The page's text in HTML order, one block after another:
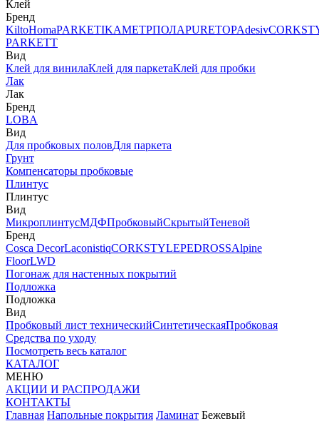
Клей
Бренд
KiltoHomaPARKETIKAМЕТРПОЛАPURETOPAdesiv
PARKETT
Вид
Клей для винилаКлей для паркетаКлей для пробки
Лак
Лак
Бренд
LOBA
Вид
Для пробковых половДля паркета
Грунт
Компенсаторы пробковые
Плинтус
Плинтус
Вид
МикроплинтусМДФПробковыйСкрытыйТеневой
Бренд
Cosca DecorLaconistiqCORKSTYLEPEDROSSAlpine
FloorLWD
Погонаж для настенных покрытий
Подложка
Подложка
Вид
Пробковый лист техническийСинтетическаяПробковая
Средства по уходу
Посмотреть весь каталог
КАТАЛОГ
МЕНЮ
АКЦИИ И РАСПРОДАЖИ
КОНТАКТЫ
Главная Напольные покрытия Ламинат Бежевый